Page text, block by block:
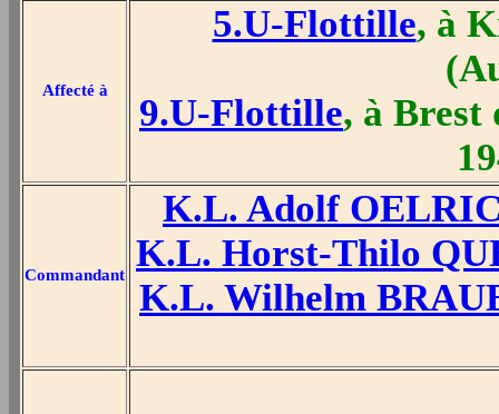
Affecté à
5.U-Flottille, à
9.U-Flottille, à Brest
Commandant
K.L. Adolf
K.L. Horst-Thilo
K.L. Wilhelm